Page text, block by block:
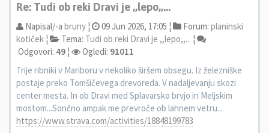
Re: Tudi ob reki Dravi je ,,lepo,,...
Napisal/-a bruny ¦ 09 Jun 2026, 17:05 ¦ Forum: planinski
kotiček ¦ Tema: Tudi ob reki Dravi je ,,lepo,,... ¦
Odgovori: 49 ¦ Ogledi: 91011
Trije ribniki v Mariboru v nekoliko širšem obsegu. Iz železniške
postaje preko Tomšičevega drevoreda. V nadaljevanju skozi
center mesta. In ob Dravi med Splavarsko brvjo in Meljskim
mostom...Sončno ampak me prevroče ob lahnem vetru...
https://www.strava.com/activities/18848199783